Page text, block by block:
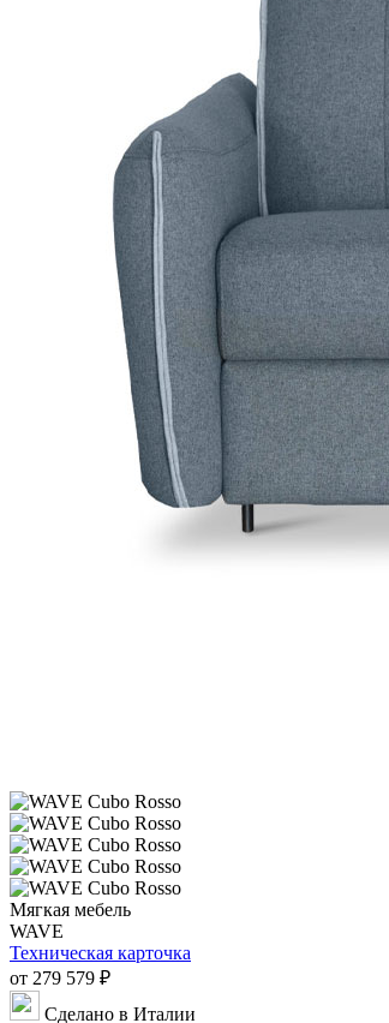
Мягкая мебель
WAVE
Техническая карточка
от 279 579 ₽
Сделано в Италии